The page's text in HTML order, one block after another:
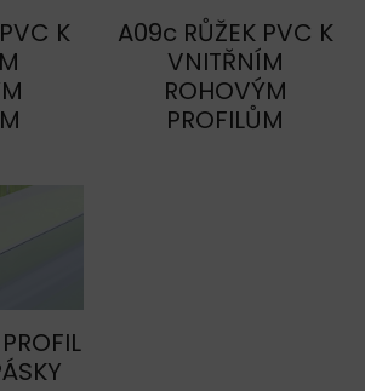
K
A09c RŮŽEK PVC K
VNITŘNÍM
ROHOVÝM
PROFILŮM